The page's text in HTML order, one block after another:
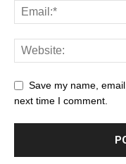
Save my name,
next time I comment.